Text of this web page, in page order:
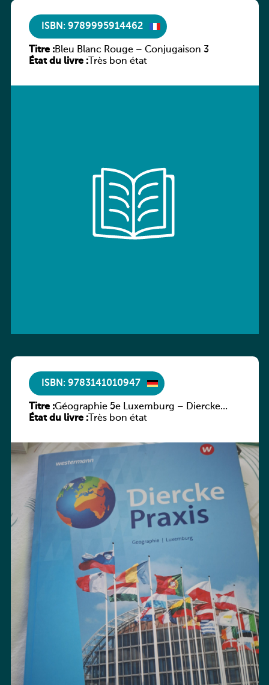
ISBN: 9789995914462
Titre :Bleu Blanc Rouge – Conjugaison 3
État du livre :Très bon état
ISBN: 9783141010947
Titre :Géographie 5e Luxemburg – Diercke
Praxis
État du livre :Très bon état